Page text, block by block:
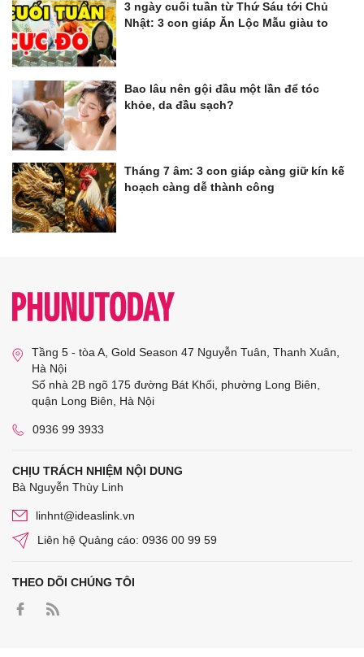
3 ngày cuối tuần từ Thứ Sáu tới Chủ
Nhật: 3 con giáp Ăn Lộc Mẫu giàu to
Bao lâu nên gội đầu một lần để tóc
khỏe, da đầu sạch?
Tháng 7 âm: 3 con giáp càng giữ kín kế
hoạch càng dễ thành công
Tầng 5 - tòa A, Gold Season 47 Nguyễn Tuân, Thanh Xuân,
Hà Nội
Số nhà 2B ngõ 175 đường Bát Khối, phường Long Biên,
quận Long Biên, Hà Nội
0936 99 3933
CHỊU TRÁCH NHIỆM NỘI DUNG
Bà Nguyễn Thùy Linh
linhnt@ideaslink.vn
Liên hệ Quảng cáo: 0936 00 99 59
THEO DÕI CHÚNG TÔI